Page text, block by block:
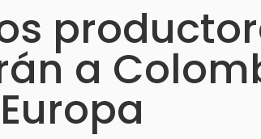
a
Europa